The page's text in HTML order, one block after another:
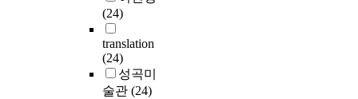
(24)
translation
(24)
성곡미
술관 (24)